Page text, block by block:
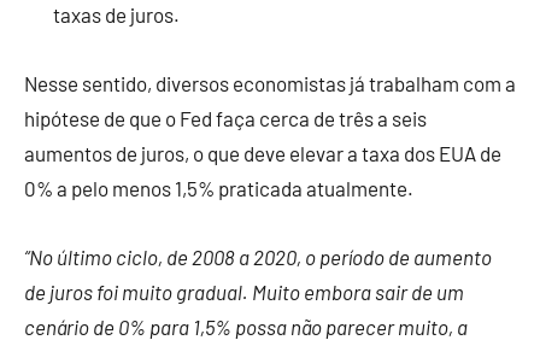
taxas de juros.
Nesse sentido, diversos economistas já trabalham com a
hipótese de que o Fed faça cerca de três a seis
aumentos de juros, o que deve elevar a taxa dos EUA de
0% a pelo menos 1,5% praticada atualmente.
“No último ciclo, de 2008 a 2020, o período de aumento
de juros foi muito gradual. Muito embora sair de um
cenário de 0% para 1,5% possa não parecer muito, a